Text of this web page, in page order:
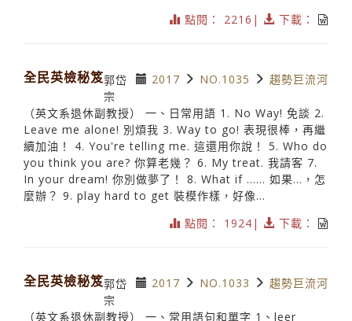
點閱： 2216|
下載：
全民英檢秘笈 2017 NO.1035 趨勢巨流河
郭岱
宗
（英文系退休副教授） 一、日常用語 1. No Way! 免談 2.
Leave me alone! 別煩我 3. Way to go! 表現很棒，再繼
續加油！ 4. You're telling me. 這還用你說！ 5. Who do
you think you are? 你算老幾？ 6. My treat. 我請客 7.
In your dream! 你別做夢了！ 8. What if …… 如果…，怎
麼辦？ 9. play hard to get 裝模作樣，好像...
點閱： 1924|
下載：
全民英檢秘笈 2017 NO.1033 趨勢巨流河
郭岱
宗
（英文系退休副教授） 一、常用語句和單字 1、leer